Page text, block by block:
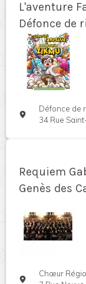
L'aventure
Défonce de
Défonce de
34 Rue
Requiem
Genès des
Chœur